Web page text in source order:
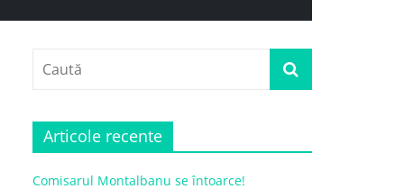
Articole recente
Comisarul Montalbanu se întoarce!